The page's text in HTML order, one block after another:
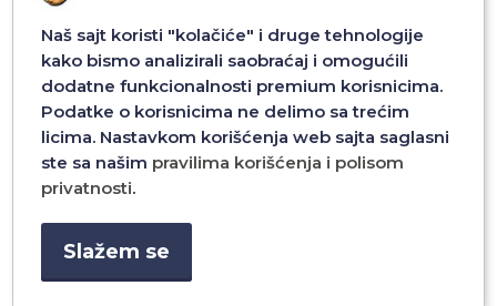
SNESKO BELIC C25-11 75CM
2.280,00 RSD
DEDA MRAZ C25-11 75CM
Naš sajt koristi "kolačiće" i druge tehnologije
kako bismo analizirali saobraćaj i omogućili
dodatne funkcionalnosti premium korisnicima.
Podatke o korisnicima ne delimo sa trećim
licima. Nastavkom korišćenja web sajta saglasni
ste sa našim pravilima korišćenja i polisom
privatnosti.
Slažem se